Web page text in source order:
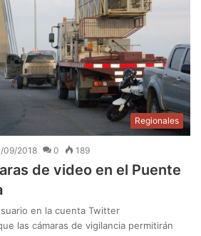
Regionales
09/2018 0 189
de video en el Puente
en la cuenta Twitter
las cámaras de vigilancia permitirán